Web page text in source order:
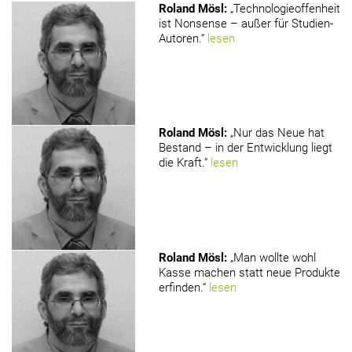
Roland Mösl : „Technologieoffenheit
ist Nonsense – außer für Studien-
Autoren.“ lesen
Roland Mösl : „Nur das Neue hat
Bestand – in der Entwicklung liegt
die Kraft.“ lesen
Roland Mösl : „Man wollte wohl
Kasse machen statt neue Produkte
erfinden.“ lesen